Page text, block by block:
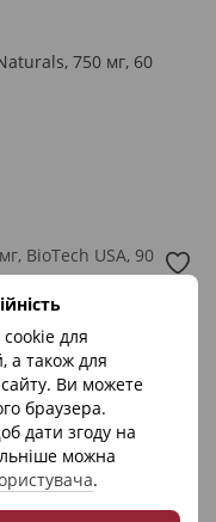
для
а також для
Ви можете
браузера.
дати згоду на
можна
.
750 мг, 60